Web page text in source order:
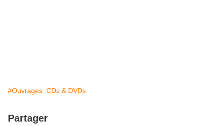
#Ouvrages. CDs & DVDs
Partager